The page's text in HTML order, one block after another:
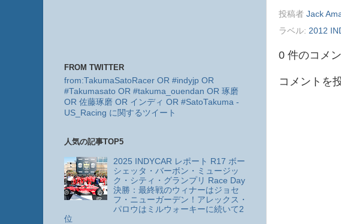
投稿者 Jack
ラベル: 2012
0 件のコメ
コメントを
FROM TWITTER
from:TakumaSatoRacer OR #indyjp OR
#Takumasato OR #takuma_ouendan OR 琢磨
OR 佐藤琢磨 OR インディ OR #SatoTakuma -
US_Racing に関するツイート
人気の記事TOP5
2025 INDYCAR レポート R17 ボー
シェッタ・バーボン・ミュージッ
ク・シティ・グランプリ Race Day
決勝：最終戦のウィナーはジョセ
フ・ニューガーデン！アレックス・
パロウはミルウォーキーに続いて2
位